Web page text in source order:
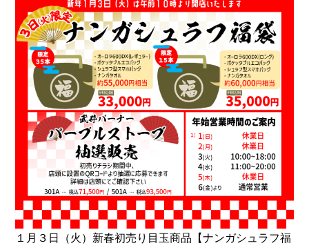
１月３日（火）新春初売り目玉商品【ナンガシュラフ福